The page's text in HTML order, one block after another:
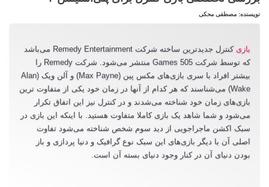
نویسنده: مصطفی محکی
بازی
کنترل جدیدترین ساخته شرکت Remedy Entertainment می‌باشد
که توسط شرکت 505 Games منتشر می‌شود. شرکت Remedy را
بیشتر افراد با سری بازی‌های مکس پین (Max Payne) و آلن ویک (Alan
Wake) می‌شناسند که هر کدام از آنها در زمان خود یکی از متفاوت ترین
بازی‌های زمان خود شناخته می‌شدند و در کنترل نیز این اتفاق تکرار
می‌شود و شما شاهد یک بازی کاملا متفاوت هستید. با اینکه این بازی در
سبک اکشن ماجراجویی از دید سوم شخص شناخته می‌شود تفاوت
اصلی آن با دیگر بازی‌های این سبک نوع گرافیک و دنیا پردازی و باز
بودن دنیای آن در کنار وجود دنیای بسته آن است.